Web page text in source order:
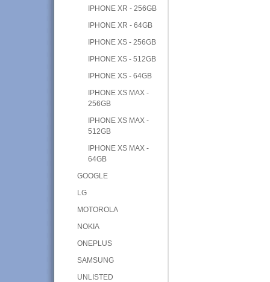
IPHONE XR - 256GB
IPHONE XR - 64GB
IPHONE XS - 256GB
IPHONE XS - 512GB
IPHONE XS - 64GB
IPHONE XS MAX -
256GB
IPHONE XS MAX -
512GB
IPHONE XS MAX -
64GB
GOOGLE
LG
MOTOROLA
NOKIA
ONEPLUS
SAMSUNG
UNLISTED